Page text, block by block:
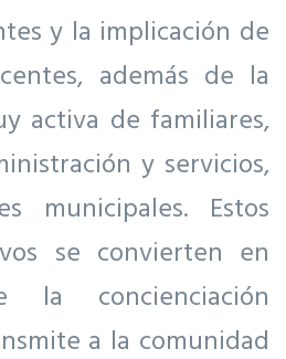
y la implicación de
además de la
activa de familiares,
y servicios,
municipales. Estos
se convierten en
la concienciación
a la comunidad